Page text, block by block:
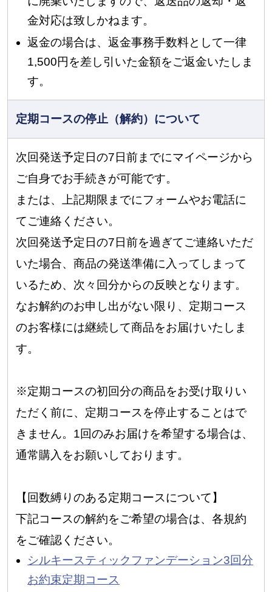
金対応は致しかねます。
返金の場合は、返金事務手数料として一律
1,500円を差し引いた金額をご返金いたしま
す。
定期コースの停止（解約）について
次回発送予定日の7日前までにマイページから
ご自身でお手続きが可能です。
または、上記期限までにフォームやお電話に
てご連絡ください。
次回発送予定日の7日前を過ぎてご連絡いただ
いた場合、商品の発送準備に入ってしまって
いるため、次々回分からの反映となります。
なお解約のお申し出がない限り、定期コース
のお客様には継続して商品をお届けいたしま
す。
※定期コースの初回分の商品をお受け取りい
ただく前に、定期コースを停止することはで
きません。1回のみお届けを希望する場合は、
通常購入をお願いしております。
【回数縛りのある定期コースについて】
下記コースの解約をご希望の場合は、各規約
をご確認ください。
シルキースティックファンデーション3回分
お約束定期コース